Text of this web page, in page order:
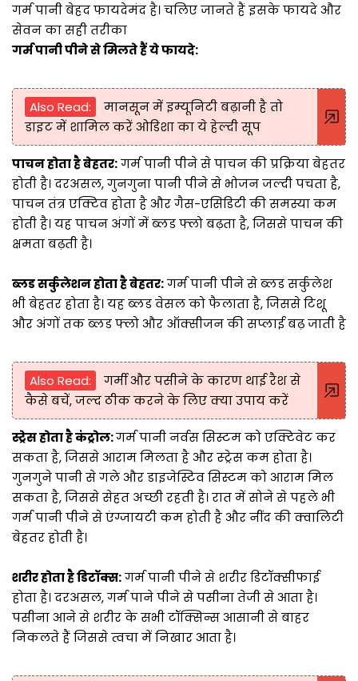
गर्म पानी बेहद फायदेमंद है। चलिए जानते हैं इसके फायदे और
सेवन का सही तरीका
गर्म पानी पीने से मिलते हैं ये फायदे:
Also Read:
मानसून में इम्यूनिटी बढ़ानी है तो
डाइट में शामिल करें ओडिशा का ये हेल्दी सूप
पाचन होता है बेहतर:गर्म पानी पीने से पाचन की प्रक्रिया बेहतर
होती है। दरअसल, गुनगुना पानी पीने से भोजन जल्दी पचता है,
पाचन तंत्र एक्टिव होता है और गैस-एसिडिटी की समस्या कम
होती है। यह पाचन अंगों में ब्लड फ्लो बढ़ता है, जिससे पाचन की
क्षमता बढ़ती है।
ब्लड सर्कुलेशन होता है बेहतर:गर्म पानी पीने से ब्लड सर्कुलेश
भी बेहतर होता है। यह ब्लड वेसल को फैलाता है, जिससे टिशू
और अंगों तक ब्लड फ्लो और ऑक्सीजन की सप्लाई बढ़ जाती है
Also Read:
गर्मी और पसीने के कारण थाई रैश से
कैसे बचें, जल्द ठीक करने के लिए क्या उपाय करें
स्ट्रेस होता है कंट्रोल:गर्म पानी नर्वस सिस्टम को एक्टिवेट कर
सकता है, जिससे आराम मिलता है और स्ट्रेस कम होता है।
गुनगुने पानी से गले और डाइजेस्टिव सिस्टम को आराम मिल
सकता है, जिससे सेहत अच्छी रहती है। रात में सोने से पहले भी
गर्म पानी पीने से एंग्जायटी कम होती है और नींद की क्वालिटी
बेहतर होती है।
शरीर होता है डिटॉक्स:गर्म पानी पीने से शरीर डिटॉक्सीफाई
होता है। दरअसल, गर्म पाने पीने से पसीना तेजी से आता है।
पसीना आने से शरीर के सभी टॉक्सिन्स आसानी से बाहर
निकलते हैं जिससे त्वचा में निखार आता है।